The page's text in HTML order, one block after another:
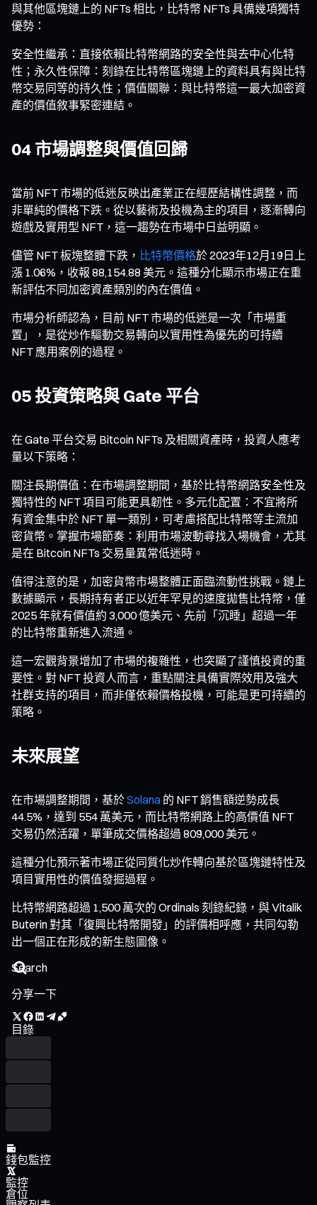
與其他區塊鏈上的 NFTs 相比，比特幣 NFTs 具備幾項獨特
優勢：
安全性繼承：直接依賴比特幣網路的安全性與去中心化特
性；永久性保障：刻錄在比特幣區塊鏈上的資料具有與比特
幣交易同等的持久性；價值關聯：與比特幣這一最大加密資
產的價值敘事緊密連結。
04 市場調整與價值回歸
當前 NFT 市場的低迷反映出產業正在經歷結構性調整，而
非單純的價格下跌。從以藝術及投機為主的項目，逐漸轉向
遊戲及實用型 NFT，這一趨勢在市場中日益明顯。
儘管 NFT 板塊整體下跌， 比特幣價格於 2023年12月19日上
漲 1.06%，收報 88,154.88 美元。這種分化顯示市場正在重
新評估不同加密資產類別的內在價值。
市場分析師認為，目前 NFT 市場的低迷是一次「市場重
置」，是從炒作驅動交易轉向以實用性為優先的可持續
NFT 應用案例的過程。
05 投資策略與 Gate 平台
在 Gate 平台交易 Bitcoin NFTs 及相關資產時，投資人應考
量以下策略：
關注長期價值：在市場調整期間，基於比特幣網路安全性及
獨特性的 NFT 項目可能更具韌性。多元化配置：不宜將所
有資金集中於 NFT 單一類別，可考慮搭配比特幣等主流加
密貨幣。掌握市場節奏：利用市場波動尋找入場機會，尤其
是在 Bitcoin NFTs 交易量異常低迷時。
值得注意的是，加密貨幣市場整體正面臨流動性挑戰。鏈上
數據顯示，長期持有者正以近年罕見的速度拋售比特幣，僅
2025 年就有價值約 3,000 億美元、先前「沉睡」超過一年
的比特幣重新進入流通。
這一宏觀背景增加了市場的複雜性，也突顯了謹慎投資的重
要性。對 NFT 投資人而言，重點關注具備實際效用及強大
社群支持的項目，而非僅依賴價格投機，可能是更可持續的
策略。
未來展望
在市場調整期間，基於Solana 的 NFT 銷售額逆勢成長
44.5%，達到 554 萬美元，而比特幣網路上的高價值 NFT
交易仍然活躍，單筆成交價格超過 809,000 美元。
這種分化預示著市場正從同質化炒作轉向基於區塊鏈特性及
項目實用性的價值發掘過程。
比特幣網路超過 1,500 萬次的 Ordinals 刻錄紀錄，與 Vitalik
Buterin 對其「復興比特幣開發」的評價相呼應，共同勾勒
出一個正在形成的新生態圖像。
分享一下
目錄
錢包監控
監控
倉位